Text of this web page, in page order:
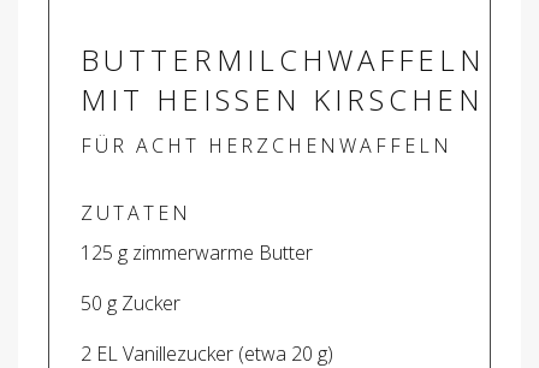
BUTTERMILCHWAFFELN
MIT HEISSEN KIRSCHEN
FÜR ACHT HERZCHENWAFFELN
ZUTATEN
125 g zimmerwarme Butter
50 g Zucker
2 EL Vanillezucker (etwa 20 g)